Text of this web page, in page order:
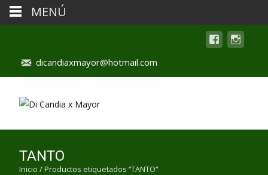
dicandiaxmayor@hotmail.com
TANTO
Inicio / Productos etiquetados “TANTO”
MENÚ